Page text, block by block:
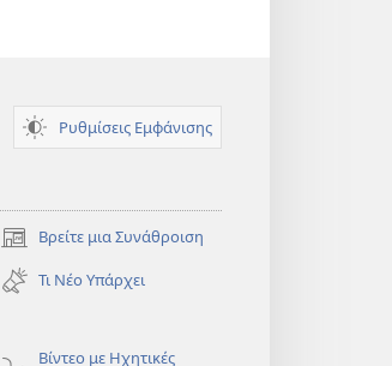
Ρυθμίσεις Εμφάνισης
Βρείτε μια Συνάθροιση
(ανοίγει
νέο
παράθυρο)
Τι Νέο Υπάρχει
Βίντεο με Ηχητικές